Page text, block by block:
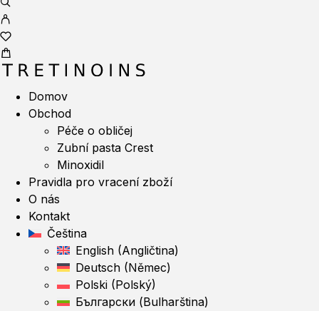
Domov
Obchod
Péče o obličej
Zubní pasta Crest
Minoxidil
Pravidla pro vracení zboží
O nás
Kontakt
Čeština
English (Angličtina)
Deutsch (Němec)
Polski (Polský)
Български (Bulharština)